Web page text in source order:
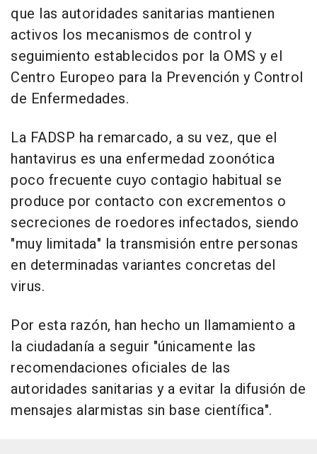
que las autoridades sanitarias mantienen
activos los mecanismos de control y
seguimiento establecidos por la OMS y el
Centro Europeo para la Prevención y Control
de Enfermedades.
La FADSP ha remarcado, a su vez, que el
hantavirus es una enfermedad zoonótica
poco frecuente cuyo contagio habitual se
produce por contacto con excrementos o
secreciones de roedores infectados, siendo
"muy limitada" la transmisión entre personas
en determinadas variantes concretas del
virus.
Por esta razón, han hecho un llamamiento a
la ciudadanía a seguir "únicamente las
recomendaciones oficiales de las
autoridades sanitarias y a evitar la difusión de
mensajes alarmistas sin base científica".